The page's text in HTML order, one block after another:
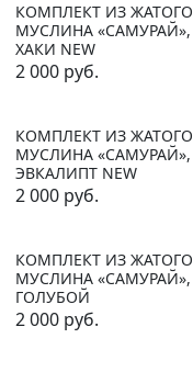
КОМПЛЕКТ ИЗ ЖАТОГО
МУСЛИНА «САМУРАЙ»,
ХАКИ NEW
2 000 руб.
КОМПЛЕКТ ИЗ ЖАТОГО
МУСЛИНА «САМУРАЙ»,
ЭВКАЛИПТ NEW
2 000 руб.
КОМПЛЕКТ ИЗ ЖАТОГО
МУСЛИНА «САМУРАЙ»,
ГОЛУБОЙ
2 000 руб.